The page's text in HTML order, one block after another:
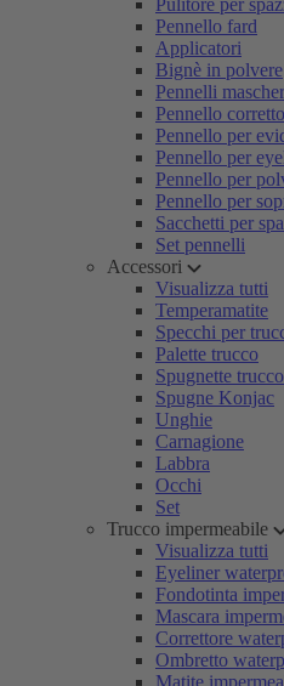
Pulitore per
Pennello fard
Applicatori
Bignè in polvere
Pennelli
Pennello
Pennello per
Pennello per
Pennello per
Pennello per
Sacchetti per
Set pennelli
Accessori
Visualizza tutti
Temperamatite
Specchi per
Palette trucco
Spugnette trucco
Spugne Konjac
Unghie
Carnagione
Labbra
Occhi
Set
Trucco impermeabile
Visualizza tutti
Eyeliner
Fondotinta
Mascara
Correttore
Ombretto
Matite